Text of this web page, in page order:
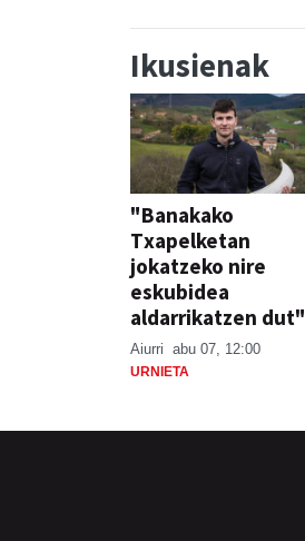
Ikusienak
"Banakako
Txapelketan
jokatzeko nire
eskubidea
aldarrikatzen dut"
Aiurri abu 07, 12:00
URNIETA